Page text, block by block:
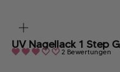
UV Nagellack 1 Step
2 Bewertungen